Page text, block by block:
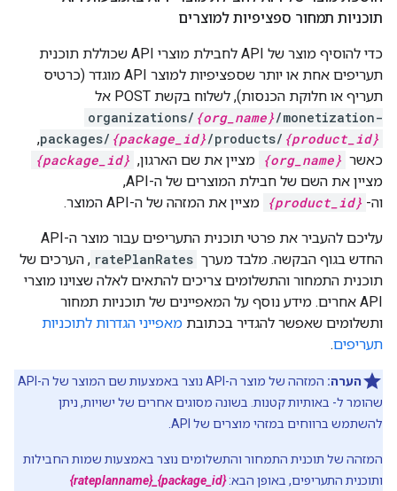
תוכניות תמחור ספציפיות למוצרים
כדי להוסיף מוצר של API לחבילת מוצרי API שכוללת תוכנית
תעריפים אחת או יותר שספציפיות למוצר API מוגדר (כרטיס
תעריף או חלוקת הכנסות), לשלוח בקשת POST אל
organizations/ {org_name}/monetization-
packages/ {package_id}/products/ {product_id}
,
כאשר {org_name} מציין את שם הארגון, {package_id}
מציין את השם של חבילת המוצרים של ה-API,
וה- {product_id} מציין את המזהה של ה-API המוצר.
עליכם להעביר את פרטי תוכנית התעריפים עבור מוצר ה-API
החדש בגוף הבקשה. מלבד מערך ratePlanRates , הערכים של
תוכנית התמחור והתשלומים צריכים להתאים לאלה שצוינו מוצרי
API אחרים. מידע נוסף על המאפיינים של תוכניות תמחור
ותשלומים שאפשר להגדיר בכתובת מאפייני הגדרות לתוכניות
תעריפים.
הערה:
המזהה של מוצר ה-API נוצר באמצעות שם המוצר של ה-API
שהומר ל- באותיות קטנות. בשונה מסוגים אחרים של ישויות, ניתן
להשתמש ברווחים במזהי מוצרים של API.
המזהה של תוכנית התמחור והתשלומים נוצר באמצעות שמות החבילות
ותוכנית התעריפים, באופן הבא:{package_id}_{rateplanname}